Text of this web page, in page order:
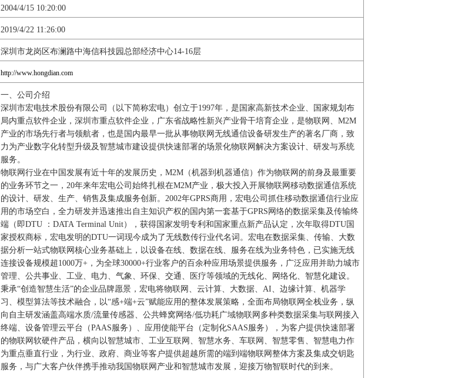
2004/4/15 10:20:00
2019/4/22 11:26:00
深圳市龙岗区布澜路中海信科技园总部经济中心14-16层
http://www.hongdian.com
一、公司介绍
深圳市宏电技术股份有限公司（以下简称宏电）创立于1997年，是国家高新技术企业、国家规划布
局内重点软件企业，深圳市重点软件企业，广东省战略性新兴产业骨干培育企业，是物联网、M2M
产业的市场先行者与领航者，也是国内最早一批从事物联网无线通信设备研发生产的著名厂商，致
力为产业数字化转型升级及智慧城市建设提供快速部署的场景化物联网解决方案设计、研发与系统
服务。
物联网行业在中国发展有近十年的发展历史，M2M（机器到机器通信）作为物联网的前身及最重要
的业务环节之一，20年来年宏电公司始终扎根在M2M产业，极大投入开展物联网移动数据通信系统
的设计、研发、生产、销售及集成服务创新。2002年GPRS商用，宏电公司抓住移动数据通信行业应
用的市场空白，全力研发并迅速推出自主知识产权的国内第一套基于GPRS网络的数据采集及传输终
端（即DTU ：DATA Terminal Unit），获得国家发明专利和国家重点新产品认定，次年取得DTU国
家授权商标，宏电发明的DTU一词现今成为了无线数传行业代名词。宏电在数据采集、传输、大数
据分析一站式物联网核心业务基础上，以设备在线、数据在线、服务在线为业务特色，已实施无线
连接设备规模超1000万+，为全球30000+行业客户的百余种应用场景提供服务，广泛应用并助力城市
管理、公共事业、工业、电力、气象、环保、交通、医疗等领域的无线化、网络化、智慧化建设。
秉承“创造智慧生活”的企业品牌愿景，宏电将物联网、云计算、大数据、AI、边缘计算、机器学
习、模型算法等技术融合，以“感+端+云”赋能应用的整体发展策略，全面布局物联网全栈业务，纵
向自主研发涵盖高端水质/流量传感器、公共蜂窝网络/低功耗广域物联网多种类数据采集与联网接入
终端、设备管理云平台（PAAS服务）、应用使能平台（定制化SAAS服务），为客户提供快速部署
的物联网软硬件产品，横向以智慧城市、工业互联网、智慧水务、车联网、智慧零售、智慧电力作
为重点垂直行业，为行业、政府、商业等客户提供超越所需的端到端物联网整体方案及集成交钥匙
服务，与广大客户伙伴携手推动我国物联网产业和智慧城市发展，迎接万物智联时代的到来。